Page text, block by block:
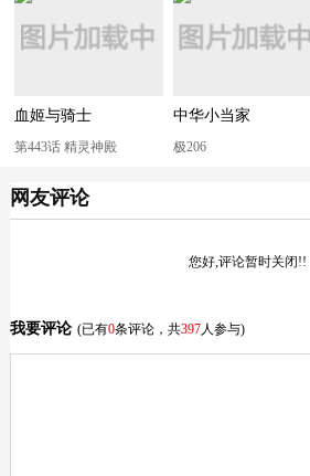
血姬与骑士
第443话 精灵神殿
中华小当家
极206
网友评论
您好,评论暂时关闭!!
我要评论 (已有0条评论，共397人参与)